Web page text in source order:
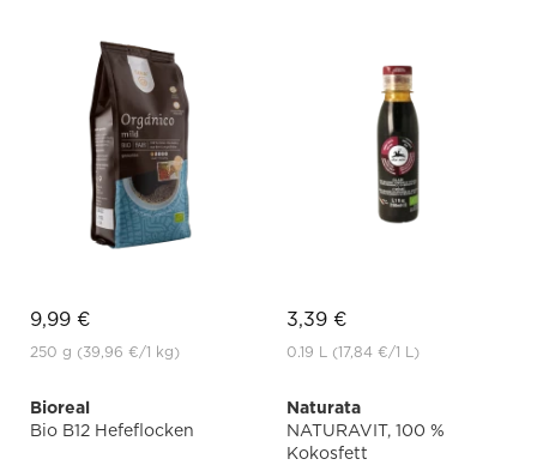
9,99 €
250 g (39,96 €/1 kg)
3,39 €
0.19 L (17,84 €/1 L)
Bioreal
Bio B12 Hefeflocken
Naturata
NATURAVIT, 100 %
Kokosfett